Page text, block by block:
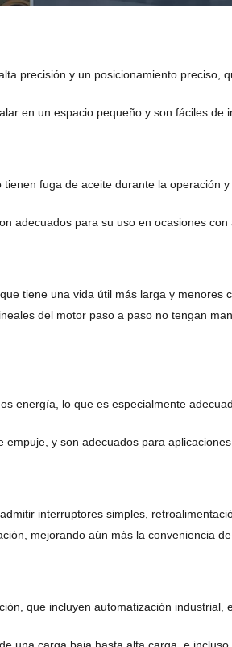
precisión y un posicionamiento preciso,
en un espacio pequeño y son fáciles de
fuga de aceite durante la operación
adecuados para su uso en ocasiones con
tiene una vida útil más larga y menores
del motor paso a paso no tengan
energía, lo que es especialmente
y son adecuados para
interruptores simples,
mejorando aún más la conveniencia
que incluyen automatización